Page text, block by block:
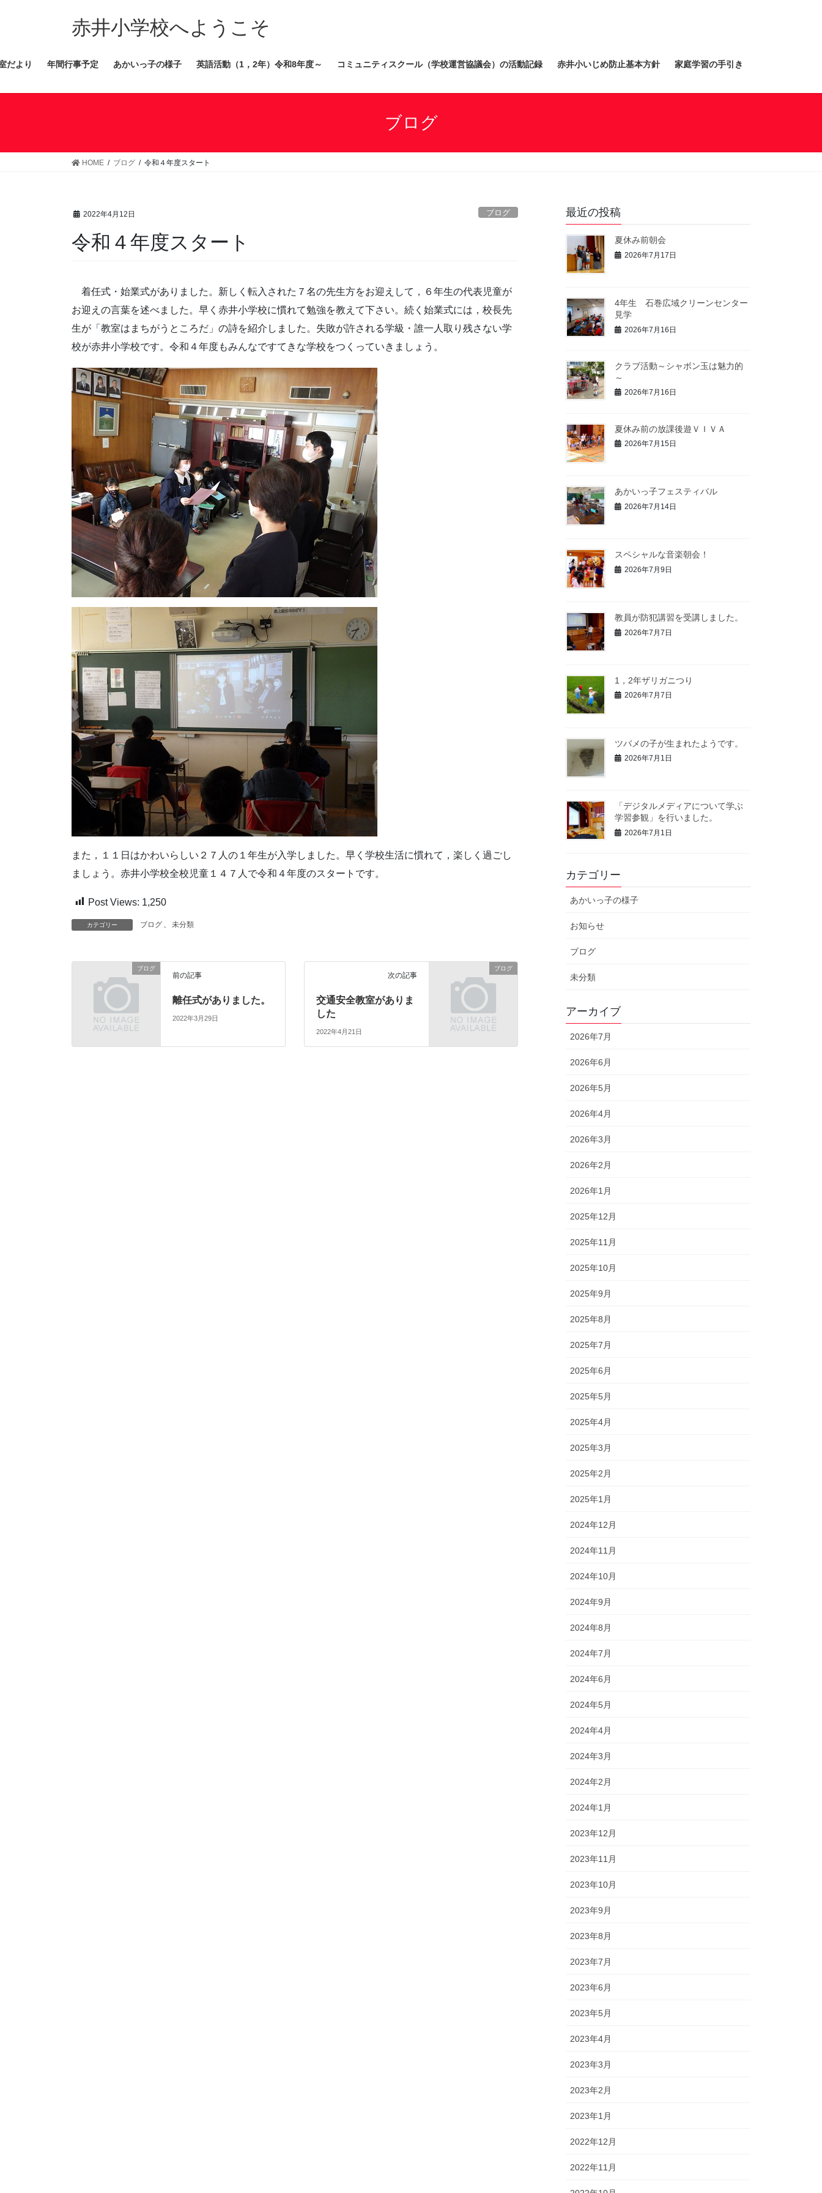
ツ
ス
シ
ン
赤井小学校へようこそ
だより 年間行事予定 あかいっ子の様子 英語活動（1，2年）令和8年度～ コミュニティスクール（学校運営協議会）の活動記録 赤井小いじめ防止基本方針 家庭学習の手引き
ブログ
HOME ブログ 令和４年度スタート
2022年4月12日 ブログ
令和４年度スタート
着任式・始業式がありました。新しく転入された７名の先生方をお迎えして，６年生の代表児童が
お迎えの言葉を述べました。早く赤井小学校に慣れて勉強を教えて下さい。続く始業式には，校長先
生が「教室はまちがうところだ」の詩を紹介しました。失敗が許される学級・誰一人取り残さない学
校が赤井小学校です。令和４年度もみんなですてきな学校をつくっていきましょう。
また，１１日はかわいらしい２７人の１年生が入学しました。早く学校生活に慣れて，楽しく過ごし
ましょう。赤井小学校全校児童１４７人で令和４年度のスタートです。
Post Views: 1,250
カテゴリー ブログ 、 未分類
ブログ
前の記事
離任式がありました。
2022年3月29日
ブログ
次の記事
交通安全教室がありま
した
2022年4月21日
最近の投稿
夏休み前朝会
2026年7月17日
4年生 石巻広域クリーンセンター
見学
2026年7月16日
クラブ活動～シャボン玉は魅力的
～
2026年7月16日
夏休み前の放課後遊ＶＩＶＡ
2026年7月15日
あかいっ子フェスティバル
2026年7月14日
スペシャルな音楽朝会！
2026年7月9日
教員が防犯講習を受講しました。
2026年7月7日
1，2年ザリガニつり
2026年7月7日
ツバメの子が生まれたようです。
2026年7月1日
「デジタルメディアについて学ぶ
学習参観」を行いました。
2026年7月1日
カテゴリー
あかいっ子の様子
お知らせ
ブログ
未分類
アーカイブ
2026年7月
2026年6月
2026年5月
2026年4月
2026年3月
2026年2月
2026年1月
2025年12月
2025年11月
2025年10月
2025年9月
2025年8月
2025年7月
2025年6月
2025年5月
2025年4月
2025年3月
2025年2月
2025年1月
2024年12月
2024年11月
2024年10月
2024年9月
2024年8月
2024年7月
2024年6月
2024年5月
2024年4月
2024年3月
2024年2月
2024年1月
2023年12月
2023年11月
2023年10月
2023年9月
2023年8月
2023年7月
2023年6月
2023年5月
2023年4月
2023年3月
2023年2月
2023年1月
2022年12月
2022年11月